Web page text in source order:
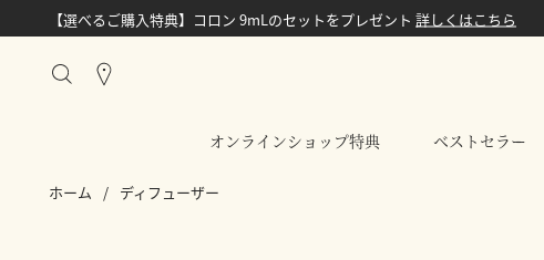
【選べるご購入特典】コロン 9mLのセットをプレゼント 詳しくはこちら
オンラインショップ特典 ベストセラー
Stores
ホーム / ディフューザー